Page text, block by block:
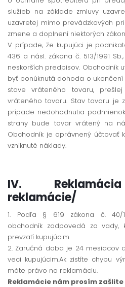
služieb na základe zmluvy
uzavretej mimo prevádzkových
zmene a doplnení niektorých
V prípade, že kupujúci je
436 a násl. zákona č. 513/1991
neskorších predpisov. Obchodník
byť ponúknutá dohoda o ukončení
stave vráteného tovaru,
vráteného tovaru. Stav tovaru je
prípade nedohodnutia
strany bude tovar vrátený na
Obchodník je oprávnený účtovať
vzniknuté náklady.
IV.
reklamácie/
1. Podľa § 619 zákona č. 40/
obchodník zodpovedá za
prevzatí kupujúcim.
2. Zaručná doba je 24 mesiacov
veci kupujúcim.Ak zistíte chybu
máte právo na reklamáciu.
Reklamácie nám prosím zašlite